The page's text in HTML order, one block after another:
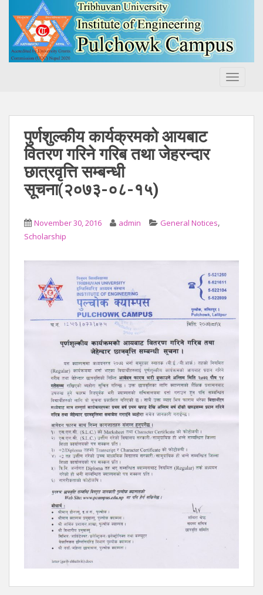
पुर्णशुल्कीय कार्यक्रमको आयबाट
वितरण गरिने गरिब तथा जेहरन्दार
छात्रवृत्ति सम्बन्धी
सूचना(२०७३-०८-१५)
November 30, 2016 admin General Notices,
Scholarship